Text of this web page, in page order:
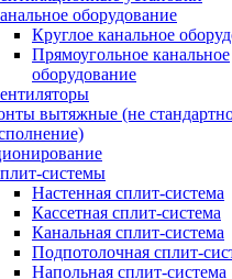
оборудование
Круглое канальное
Прямоугольное канальное
оборудование
вытяжные (не
системы
Настенная сплит-система
Кассетная сплит-система
Канальная сплит-система
Подпотолочная сплит-
Напольная сплит-система